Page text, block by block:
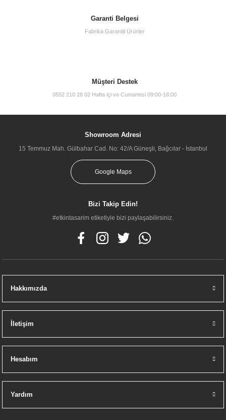
0,00 TL
Garanti Belgesi
Fabrika Garantili Ürünler
Müşteri Destek
0552 210 28 02 Hafta içi ve Cumartesi 09:00-18:00
Showroom Adresi
15 Temmuz Mah. Gülbahar Cad. No: 42/A Güneşli, Bağcılar - İstanbul
Google Maps
Bizi Takip Edin!
#etkintasarim etiketiyle bizi paylaşabilirsiniz.
Hakkımızda
İletişim
Hesabım
Yardım